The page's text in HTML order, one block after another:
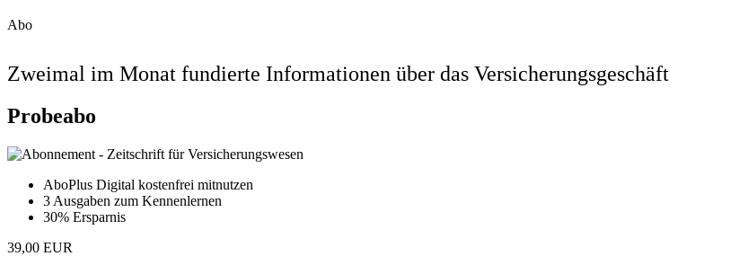
Abo
Zweimal im Monat fundierte Informationen über das Versicherungsgeschäft
Probeabo
AboPlus Digital kostenfrei mitnutzen
3 Ausgaben zum Kennenlernen
30% Ersparnis
39,00 EUR